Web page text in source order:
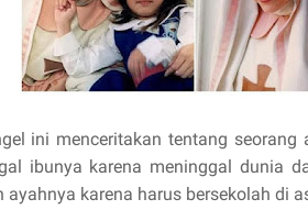
ini menceritakan tentang
ibunya karena meninggal dunia
ayahnya karena harus bersekolah di